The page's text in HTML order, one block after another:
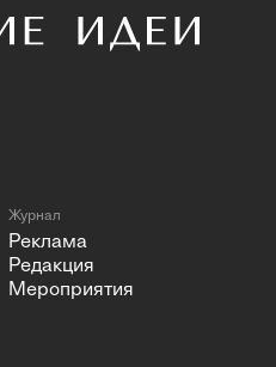
Журнал
Реклама
Редакция
Мероприятия